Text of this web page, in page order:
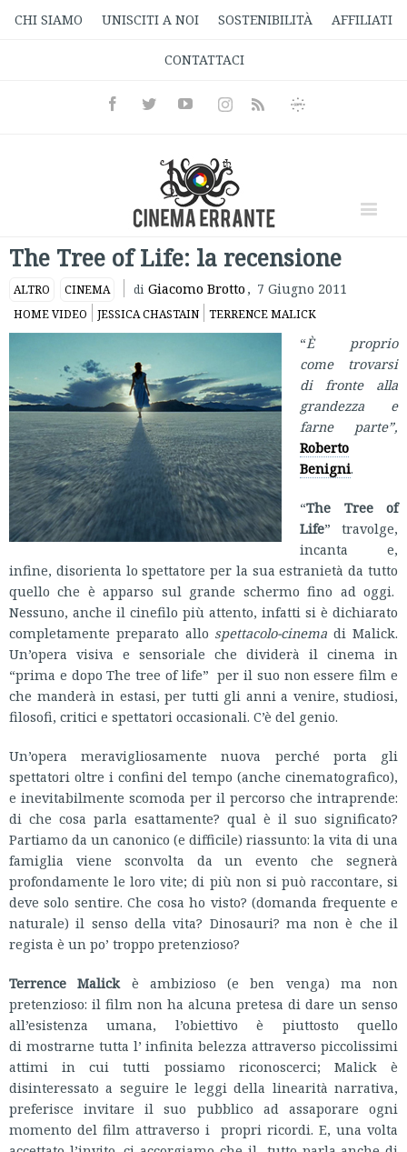
CHI SIAMO UNISCITI A NOI SOSTENIBILITÀ AFFILIATI
CONTATTACI
FacebookTwitterYoutubeInstagramRss
Informativa
The Tree of Life: la recensione
ALTRO CINEMA di Giacomo Brotto , 7 Giugno 2011
HOME VIDEO JESSICA CHASTAIN TERRENCE MALICK
“È proprio
come trovarsi
di fronte alla
grandezza e
farne parte”,
Roberto
Benigni.
“The Tree of
Life” travolge,
incanta e,
infine, disorienta lo spettatore per la sua estranietà da tutto
quello che è apparso sul grande schermo fino ad oggi.
Nessuno, anche il cinefilo più attento, infatti si è dichiarato
completamente preparato allo spettacolo-cinema di Malick.
Un’opera visiva e sensoriale che dividerà il cinema in
“prima e dopo The tree of life” per il suo non essere film e
che manderà in estasi, per tutti gli anni a venire, studiosi,
filosofi, critici e spettatori occasionali. C’è del genio.
Un’opera meravigliosamente nuova perché porta gli
spettatori oltre i confini del tempo (anche cinematografico),
e inevitabilmente scomoda per il percorso che intraprende:
di che cosa parla esattamente? qual è il suo significato?
Partiamo da un canonico (e difficile) riassunto: la vita di una
famiglia viene sconvolta da un evento che segnerà
profondamente le loro vite; di più non si può raccontare, si
deve solo sentire. Che cosa ho visto? (domanda frequente e
naturale) il senso della vita? Dinosauri? ma non è che il
regista è un po’ troppo pretenzioso?
Terrence Malickè ambizioso (e ben venga) ma non
pretenzioso: il film non ha alcuna pretesa di dare un senso
all’esistenza umana, l’obiettivo è piuttosto quello
di mostrarne tutta l’ infinita belezza attraverso piccolissimi
attimi in cui tutti possiamo riconoscerci; Malick è
disinteressato a seguire le leggi della linearità narrativa,
preferisce invitare il suo pubblico ad assaporare ogni
momento del film attraverso i propri ricordi. E, una volta